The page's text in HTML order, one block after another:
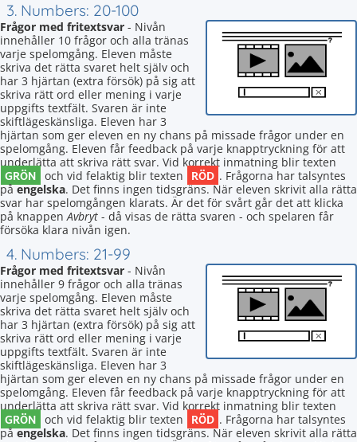
3. Numbers: 20-100
Frågor med fritextsvar - Nivån
innehåller 10 frågor och alla tränas
varje spelomgång. Eleven måste
skriva det rätta svaret helt själv och
har 3 hjärtan (extra försök) på sig att
skriva rätt ord eller mening i varje
uppgifts textfält. Svaren är inte
skiftlägeskänsliga. Eleven har 3
hjärtan som ger eleven en ny chans på missade frågor under en
spelomgång. Eleven får feedback på varje knapptryckning för att
underlätta att skriva rätt svar. Vid korrekt inmatning blir texten
GRÖN och vid felaktig blir texten RÖD . Frågorna har talsyntes
påengelska. Det finns ingen tidsgräns. När eleven skrivit alla rätta
svar har spelomgången klarats. Är det för svårt går det att klicka
på knappenAvbryt - då visas de rätta svaren - och spelaren får
försöka klara nivån igen.
4. Numbers: 21-99
Frågor med fritextsvar - Nivån
innehåller 9 frågor och alla tränas
varje spelomgång. Eleven måste
skriva det rätta svaret helt själv och
har 3 hjärtan (extra försök) på sig att
skriva rätt ord eller mening i varje
uppgifts textfält. Svaren är inte
skiftlägeskänsliga. Eleven har 3
hjärtan som ger eleven en ny chans på missade frågor under en
spelomgång. Eleven får feedback på varje knapptryckning för att
underlätta att skriva rätt svar. Vid korrekt inmatning blir texten
GRÖN och vid felaktig blir texten RÖD . Frågorna har talsyntes
påengelska. Det finns ingen tidsgräns. När eleven skrivit alla rätta